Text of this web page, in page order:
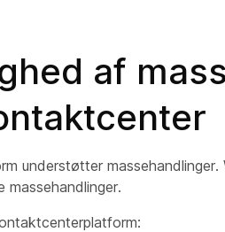
af
understøtter